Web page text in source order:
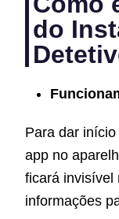
do
Para dar
app no
ficará invisível
informações